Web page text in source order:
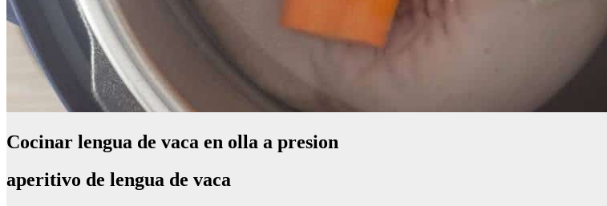
Cocinar lengua de vaca en olla a presion
aperitivo de lengua de vaca